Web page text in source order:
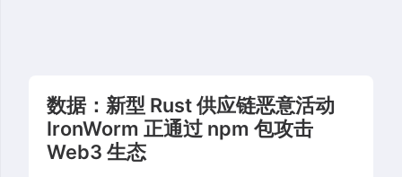
数据：新型 Rust 供应链恶意活动
IronWorm 正通过 npm 包攻击
Web3 生态